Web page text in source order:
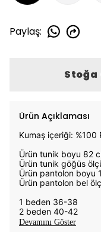
Paylaş:
Stoğa
Ürün Açıklaması
Kumaş içeriği: %100
Ürün tunik boyu 82
Ürün tunik göğüs
Ürün pantolon boyu
Ürün pantolon bel
1 beden 36-38
2 beden 40-42
Devamını Göster